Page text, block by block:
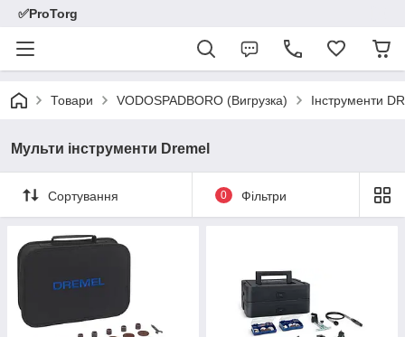
✅ProTorg
Товари VODOSPADBORO (Вигрузка) Інструменти
Мульти інструменти Dremel
Сортування 0 Фільтри